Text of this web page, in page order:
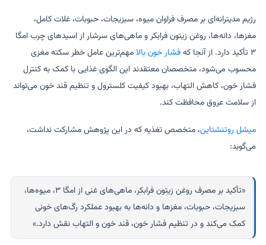
رژیم مدیترانه‌ای بر مصرف فراوان میوه، سبزیجات، حبوبات، غلات کامل،
مغزها، دانه‌ها، روغن زیتون فرابکر و ماهی‌های سرشار از اسیدهای چرب امگا
۳ تأکید دارد. از آنجا که
فشار خون بالامهم‌ترین عامل خطر سکته مغزی
محسوب می‌شود، متخصصان معتقدند این الگوی غذایی با کمک به کنترل
فشار خون، کاهش التهاب، بهبود کیفیت کلسترول و تنظیم قند خون می‌تواند
از سلامت عروق محافظت کند.
میشل روتنشتاین، متخصص تغذیه که در این پژوهش مشارکت نداشت،
می‌گوید:
«تأکید بر مصرف روغن زیتون فرابکر، ماهی‌های غنی از امگا ۳، میوه‌ها،
سبزیجات، حبوبات، مغزها و دانه‌ها به بهبود عملکرد رگ‌های خونی
کمک می‌کند و در تنظیم فشار خون، قند خون و التهاب نقش دارد.»